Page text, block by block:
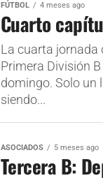
FÚTBOL 4 meses ago
Cuarto
La cuarta jornada
Primera División
domingo. Solo un
siendo...
ASOCIADOS 5 meses ago
Tercera B: